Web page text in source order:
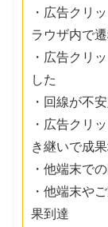
・広告クリ
ラウザ内で
・広告クリ
した
・回線が不
・広告クリ
き継いで成
・他端末で
・他端末や
果到達